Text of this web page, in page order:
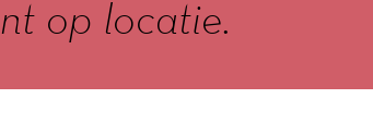
op locatie.